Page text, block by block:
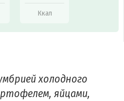
Ккал
холодного
яйцами,